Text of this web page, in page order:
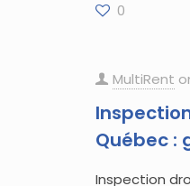
0
MultiRent
Québec :
Inspection